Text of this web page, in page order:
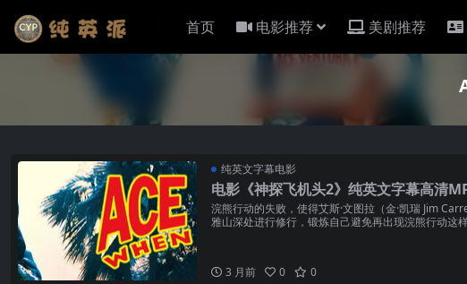
首页 电影推荐 美剧推荐
纯英文字幕电影
电影《神探飞机头2》纯英文字幕高清
浣熊行动的失败，使得艾斯·文图拉（金·凯瑞 Jim
雅山深处进行修行，锻炼自己避免再出现浣熊行动这
3 月前 0 0